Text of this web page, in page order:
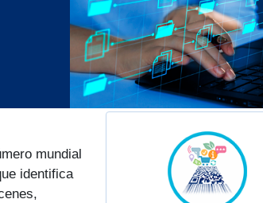
mundial
identifica